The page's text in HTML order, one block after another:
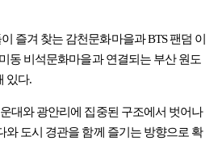
즐겨 찾는 감천문화마을과 BTS 팬덤 이
동 비석문화마을과 연결되는 부산 원도
있다.
대와 광안리에 집중된 구조에서 벗어나
와 도시 경관을 함께 즐기는 방향으로 확